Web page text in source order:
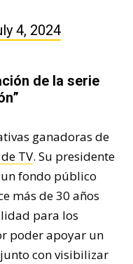
4, 2024
de la serie
ganadoras de
TV. Su presidente
fondo público
más de 30 años
para los
poder apoyar un
junto con visibilizar